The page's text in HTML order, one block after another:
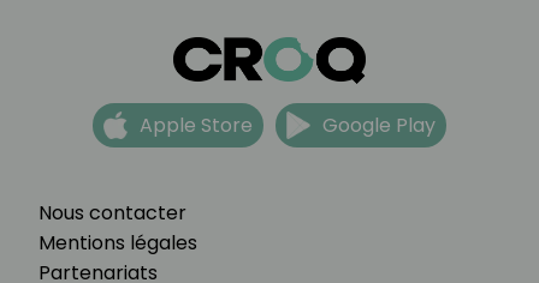
Nous contacter
Mentions légales
Partenariats
Apple Store Google Play